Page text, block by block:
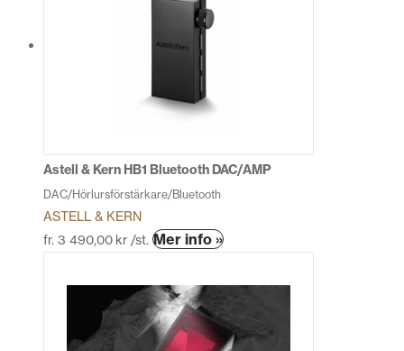
Astell & Kern HB1 Bluetooth DAC/AMP
DAC/Hörlursförstärkare/Bluetooth
ASTELL & KERN
fr. 3 490,00 kr /st. Mer info »Den
flera
varianter.